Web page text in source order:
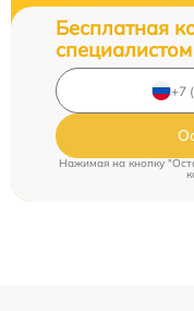
Бесплатная
специалистом
Нажимая на кнопку